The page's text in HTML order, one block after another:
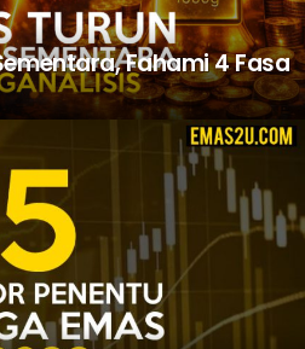
Fahami 4 Fasa